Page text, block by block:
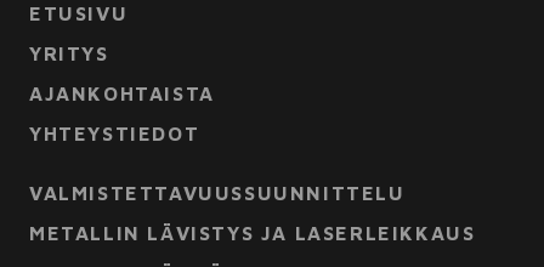
ETUSIVU
YRITYS
AJANKOHTAISTA
YHTEYSTIEDOT
VALMISTETTAVUUSSUUNNITTELU
METALLIN LÄVISTYS JA LASERLEIKKAUS